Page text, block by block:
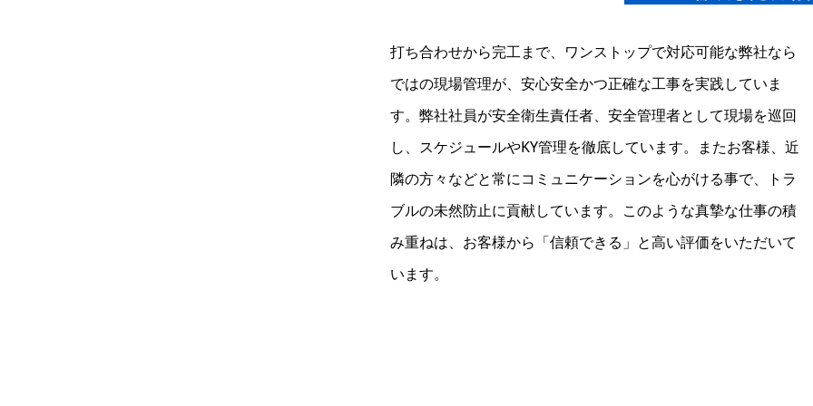
打ち合わせから完工まで、ワンストップで対応可能な弊社なら
ではの現場管理が、安心安全かつ正確な工事を実践していま
す。弊社社員が安全衛生責任者、安全管理者として現場を巡回
し、スケジュールやKY管理を徹底しています。またお客様、近
隣の方々などと常にコミュニケーションを心がける事で、トラ
ブルの未然防止に貢献しています。このような真摯な仕事の積
み重ねは、お客様から「信頼できる」と高い評価をいただいて
います。